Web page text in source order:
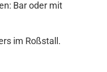
Bar oder mit
im Roßstall.